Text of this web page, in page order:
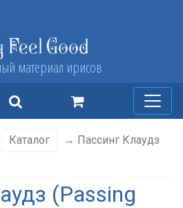
Good
материал ирисов
Каталог
→ Пассинг Клаудз
(Passing